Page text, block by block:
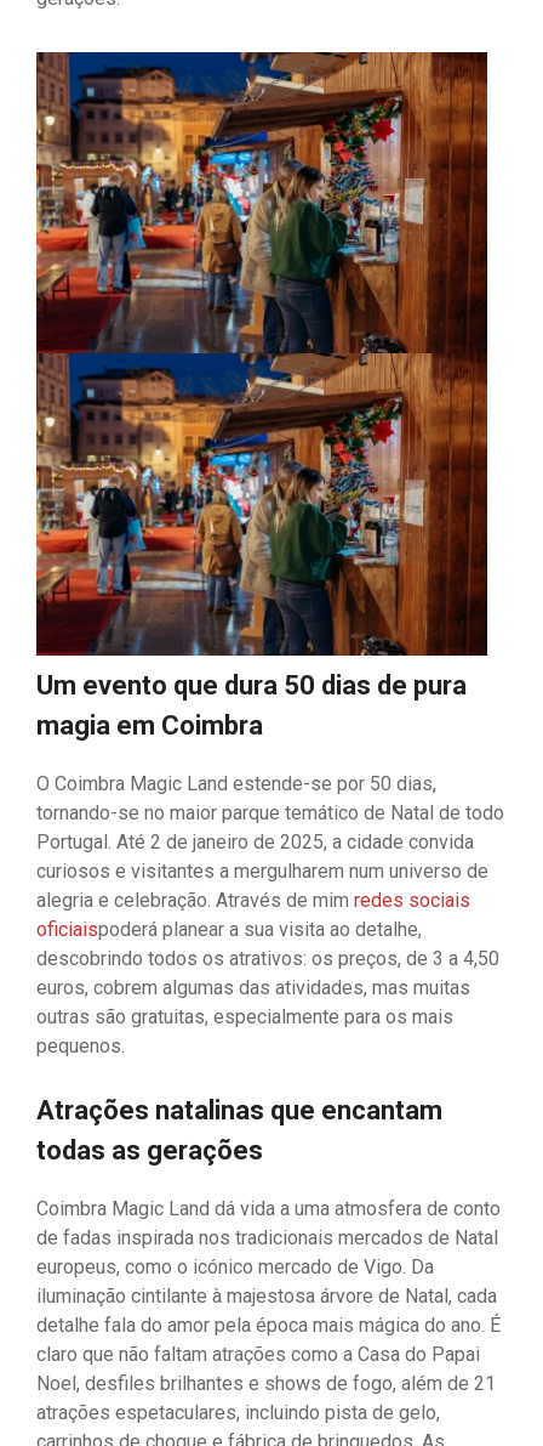
Um evento que dura 50 dias de pura
magia em Coimbra
O Coimbra Magic Land estende-se por 50 dias,
tornando-se no maior parque temático de Natal de todo
Portugal. Até 2 de janeiro de 2025, a cidade convida
curiosos e visitantes a mergulharem num universo de
alegria e celebração. Através de mim redes sociais
oficiaispoderá planear a sua visita ao detalhe,
descobrindo todos os atrativos: os preços, de 3 a 4,50
euros, cobrem algumas das atividades, mas muitas
outras são gratuitas, especialmente para os mais
pequenos.
Atrações natalinas que encantam
todas as gerações
Coimbra Magic Land dá vida a uma atmosfera de conto
de fadas inspirada nos tradicionais mercados de Natal
europeus, como o icónico mercado de Vigo. Da
iluminação cintilante à majestosa árvore de Natal, cada
detalhe fala do amor pela época mais mágica do ano. É
claro que não faltam atrações como a Casa do Papai
Noel, desfiles brilhantes e shows de fogo, além de 21
atrações espetaculares, incluindo pista de gelo,